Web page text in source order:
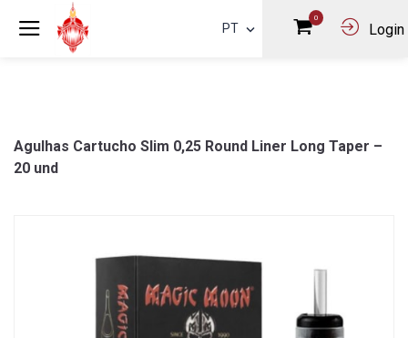
PT
0
Login
Agulhas Cartucho Slim 0,25 Round Liner Long Taper –
20 und